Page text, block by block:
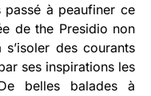
à peaufiner ce
de the Presidio non
des courants
ses inspirations les
belles balades à